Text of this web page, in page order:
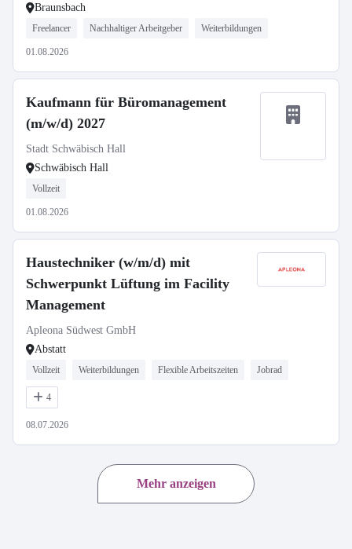
Braunsbach
Freelancer Nachhaltiger Arbeitgeber Weiterbildungen
01.08.2026
Kaufmann für Büromanagement
(m/w/d) 2027
Stadt Schwäbisch Hall
Schwäbisch Hall
Vollzeit
01.08.2026
Haustechniker (w/m/d) mit
Schwerpunkt Lüftung im Facility
Management
Apleona Südwest GmbH
Abstatt
Vollzeit Weiterbildungen Flexible Arbeitszeiten Jobrad
4
08.07.2026
Mehr anzeigen